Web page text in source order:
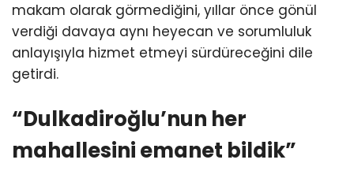
makam olarak görmediğini, yıllar önce gönül
verdiği davaya aynı heyecan ve sorumluluk
anlayışıyla hizmet etmeyi sürdüreceğini dile
getirdi.
“Dulkadiroğlu’nun her
mahallesini emanet bildik”